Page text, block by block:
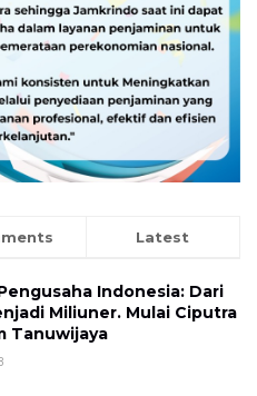
Latest
Indonesia: Dari
Miliuner. Mulai Ciputra
Tanuwijaya